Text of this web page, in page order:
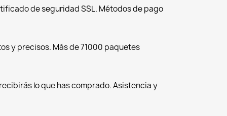
de seguridad SSL. Métodos de pago
y precisos. Más de 71000 paquetes
lo que has comprado. Asistencia y